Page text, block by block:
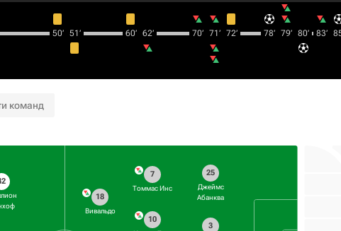
50‎’‎ 51‎’‎ 60‎’‎ 62‎’‎ 70‎’‎ 71‎’‎ 72‎’‎ 78‎’‎ 79‎’‎ 80‎’‎ 83‎’‎
команд
25
Джеймс
Абанква
3
7
Томмас Инс
10
18
Вивальдо